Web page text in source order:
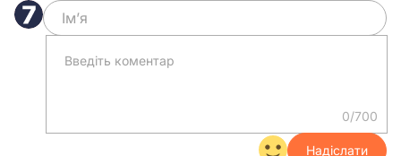
0/700
Надіслати